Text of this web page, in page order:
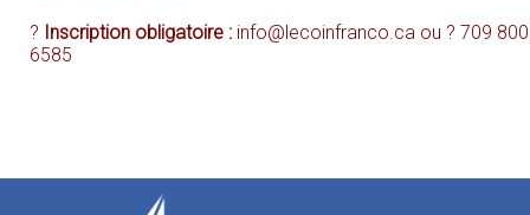
? Inscription obligatoire : info@lecoinfranco.ca ou ? 709 800
6585